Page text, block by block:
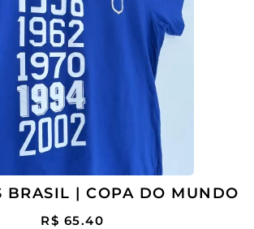
BRASIL | COPA DO MUNDO
R$ 65.40